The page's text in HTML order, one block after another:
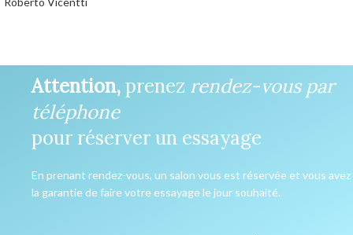
Attention,prenez rendez-vous par
téléphone
pour réserver un essayage
En prenant rendez-vous, un salon vous est réservée et vous avez
la garantie de faire votre essayage le jour souhaité.